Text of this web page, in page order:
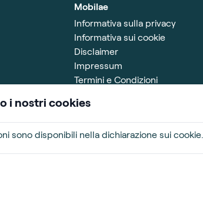
Mobilae
Informativa sulla privacy
Informativa sui cookie
Disclaimer
Impressum
Termini e Condizioni
i nostri cookies
sono disponibili nella dichiarazione sui cookie.